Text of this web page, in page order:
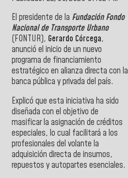
El presidente de la Fundación Fondo
Nacional de Transporte Urbano
(FONTUR), Gerardo Córcega,
anunció el inicio de un nuevo
programa de financiamiento
estratégico en alianza directa con la
banca pública y privada del país.
Explicó que esta iniciativa ha sido
diseñada con el objetivo de
masificar la asignación de créditos
especiales, lo cual facilitará a los
profesionales del volante la
adquisición directa de insumos,
repuestos y autopartes esenciales.